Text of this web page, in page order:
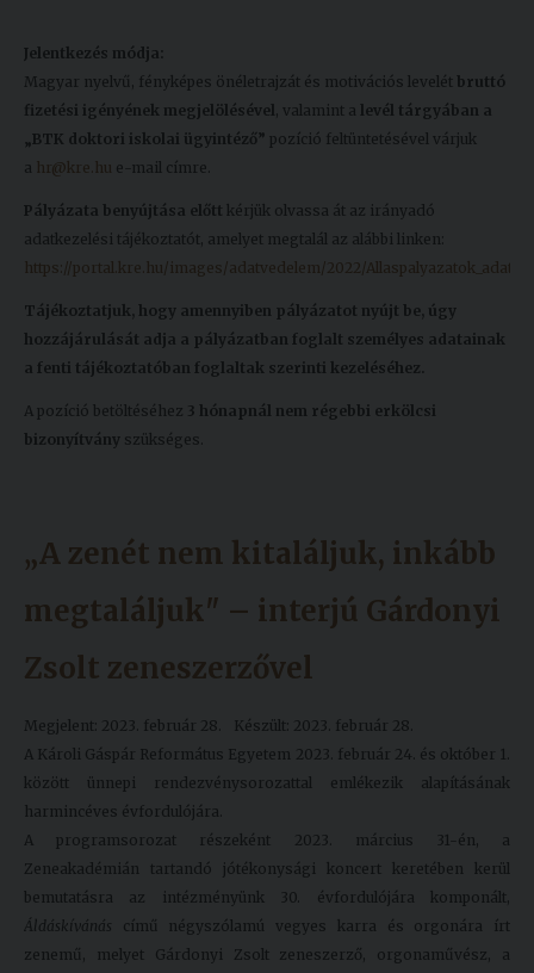
Jelentkezés módja:
Magyar nyelvű, fényképes önéletrajzát és motivációs levelét bruttó
fizetési igényének megjelölésével , valamint a levél tárgyában a
„BTK doktori iskolai ügyintéző” pozíció feltüntetésével várjuk
a hr@kre.hu e-mail címre.
Pályázata benyújtása előtt kérjük olvassa át az irányadó
adatkezelési tájékoztatót, amelyet megtalál az alábbi linken:
https://portal.kre.hu/images/adatvedelem/2022/
Tájékoztatjuk, hogy amennyiben pályázatot nyújt be, úgy
hozzájárulását adja a pályázatban foglalt személyes adatainak
a fenti tájékoztatóban foglaltak szerinti kezeléséhez.
A pozíció betöltéséhez 3 hónapnál nem régebbi erkölcsi
bizonyítvány szükséges.
„A zenét nem kitaláljuk, inkább
megtaláljuk" – interjú Gárdonyi
Zsolt zeneszerzővel
Megjelent: 2023. február 28.
Készült: 2023. február 28.
A Károli Gáspár Református Egyetem 2023. február 24. és október 1.
között ünnepi rendezvénysorozattal emlékezik alapításának
harmincéves évfordulójára.
A programsorozat részeként 2023. március 31-én, a
Zeneakadémián tartandó jótékonysági koncert keretében kerül
bemutatásra az intézményünk 30. évfordulójára komponált,
Áldáskívánás című négyszólamú vegyes karra és orgonára írt
zenemű, melyet Gárdonyi Zsolt zeneszerző, orgonaművész, a